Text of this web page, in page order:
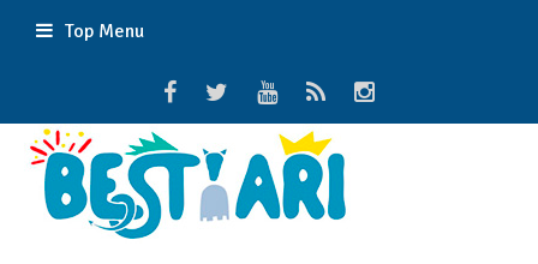
Top Menu